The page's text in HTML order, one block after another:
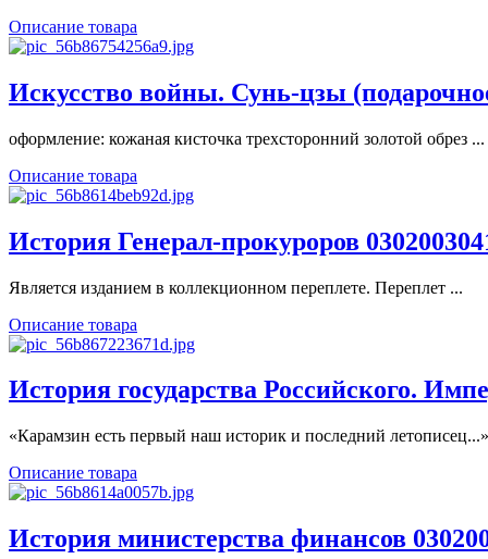
Описание товара
Искусство войны. Сунь-цзы
оформление: кожаная кисточка трехсторонний золотой обрез ...
Описание товара
История Генерал-прокуроров
Является изданием в коллекционном переплете. Переплет ...
Описание товара
История государства Российского.
«Карамзин есть первый наш историк и последний
Описание товара
История министерства финансов